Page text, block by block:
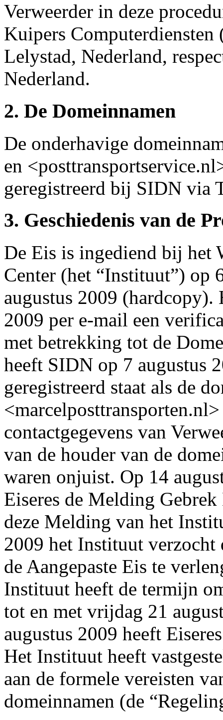
Verweerder in deze
Kuipers Computerdiensten
Lelystad, Nederland,
Nederland.
2. De Domeinnamen
De onderhavige
en
geregistreerd bij SIDN via
3. Geschiedenis van de
De Eis is ingediend bij
Center (het “Instituut”) op
augustus 2009
2009 per e-mail een
met betrekking tot de
heeft SIDN op 7 augustus
geregistreerd staat als de
contactgegevens van
van de houder van de
waren onjuist. Op 14
Eiseres de Melding
deze Melding van het
2009 het Instituut
de Aangepaste Eis te
Instituut heeft de termijn
tot en met vrijdag 21
augustus 2009 heeft
Het Instituut heeft
aan de formele vereisten
domeinnamen (de